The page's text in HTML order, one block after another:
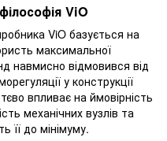
ViO
ViO базується на
максимальної
навмисно відмовився від
у конструкції
впливає на ймовірність
механічних вузлів та
її до мінімуму.